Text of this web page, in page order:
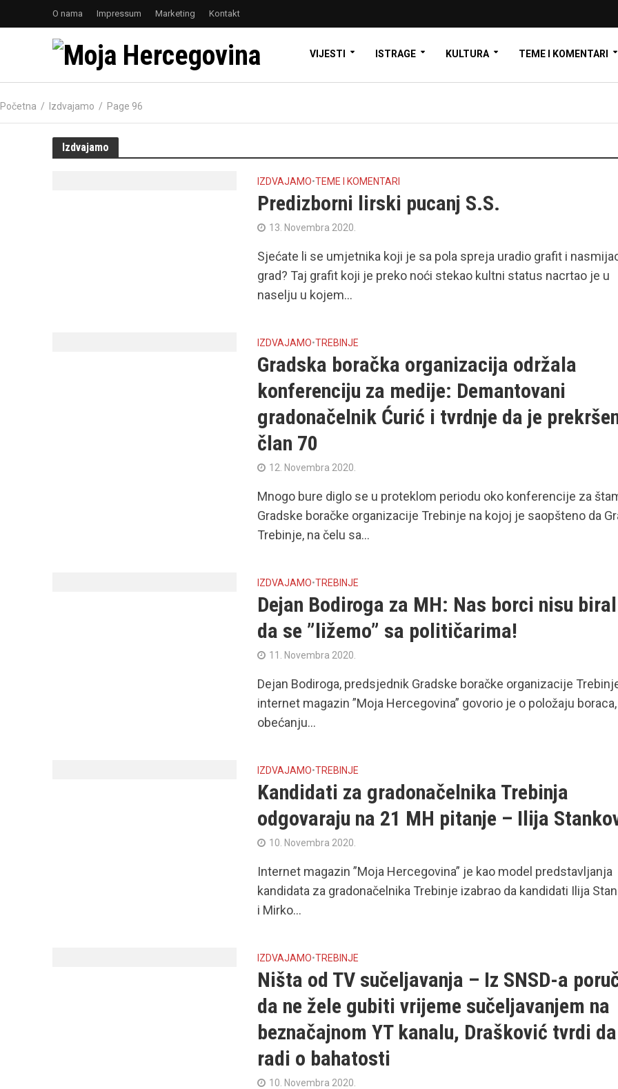
O nama Impressum Marketing Kontakt
VIJESTI ISTRAGE KULTURA TEME I KOMENTARI
Početna / Izdvajamo / Page 96
Izdvajamo
IZDVAJAMO•TEME I KOMENTARI
Predizborni lirski pucanj S.S.
13. Novembra 2020.
Sjećate li se umjetnika koji je sa pola spreja uradio grafit i
grad? Taj grafit koji je preko noći stekao kultni status nacrtao je u
naselju u kojem...
IZDVAJAMO•TREBINJE
Gradska boračka organizacija održala
konferenciju za medije: Demantovani
gradonačelnik Ćurić i tvrdnje da je
član 70
12. Novembra 2020.
Mnogo bure diglo se u proteklom periodu oko konferencije za
Gradske boračke organizacije Trebinje na kojoj je saopšteno da
Trebinje, na čelu sa...
IZDVAJAMO•TREBINJE
Dejan Bodiroga za MH: Nas borci nisu
da se ”ližemo” sa političarima!
11. Novembra 2020.
Dejan Bodiroga, predsjednik Gradske boračke organizacije
internet magazin ”Moja Hercegovina” govorio je o položaju boraca,
obećanju...
IZDVAJAMO•TREBINJE
Kandidati za gradonačelnika Trebinja
odgovaraju na 21 MH pitanje – Ilija
10. Novembra 2020.
Internet magazin ”Moja Hercegovina” je kao model predstavljanja
kandidata za gradonačelnika Trebinje izabrao da kandidati Ilija
i Mirko...
IZDVAJAMO•TREBINJE
Ništa od TV sučeljavanja – Iz SNSD-a
da ne žele gubiti vrijeme sučeljavanjem na
beznačajnom YT kanalu, Drašković tvrdi
radi o bahatosti
10. Novembra 2020.